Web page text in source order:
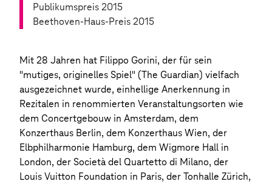
Publikumspreis 2015
Beethoven-Haus-Preis 2015
Mit 28 Jahren hat Filippo Gorini, der für sein
"mutiges, originelles Spiel" (The Guardian) vielfach
ausgezeichnet wurde, einhellige Anerkennung in
Rezitalen in renommierten Veranstaltungsorten wie
dem Concertgebouw in Amsterdam, dem
Konzerthaus Berlin, dem Konzerthaus Wien, der
Elbphilharmonie Hamburg, dem Wigmore Hall in
London, der Società del Quartetto di Milano, der
Louis Vuitton Foundation in Paris, der Tonhalle Zürich,